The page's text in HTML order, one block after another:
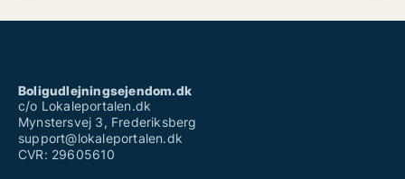
Boligudlejningsejendom.dk
c/o Lokaleportalen.dk
Mynstersvej 3, Frederiksberg
support@lokaleportalen.dk
CVR: 29605610